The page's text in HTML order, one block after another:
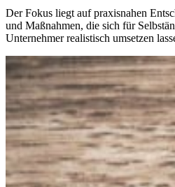
Der Fokus liegt auf praxisnahen
und Maßnahmen, die sich für
Unternehmer realistisch umsetzen